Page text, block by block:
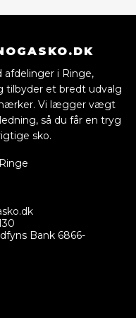
afdelinger i Ringe,
tilbyder et bredt udvalg
Vi lægger vægt
så du får en tryg
sko.
Bank 6866-